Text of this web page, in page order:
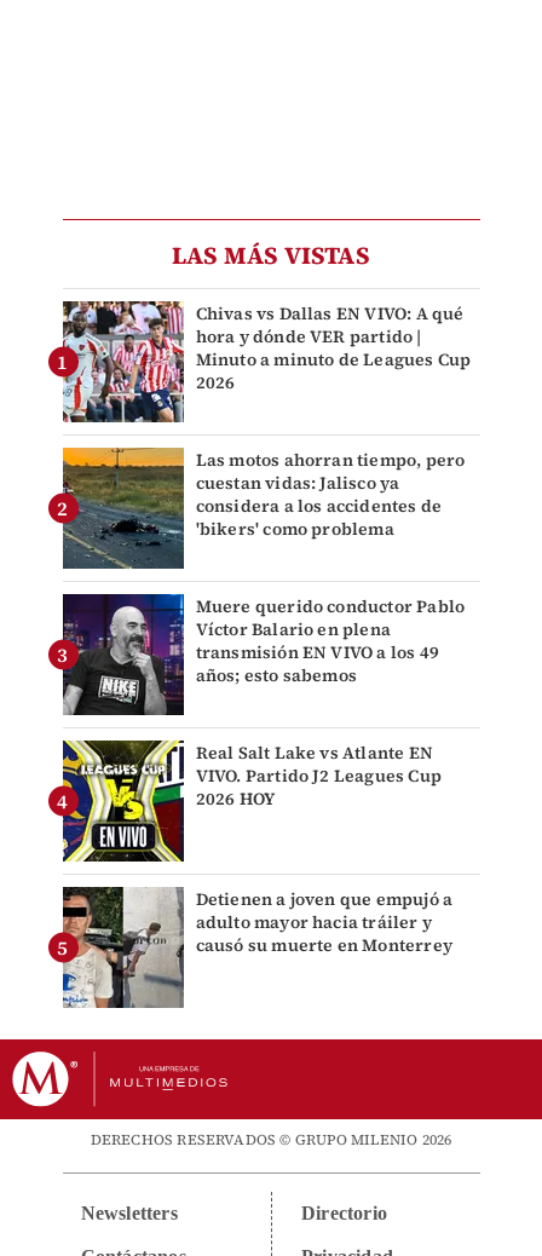
LAS MÁS VISTAS
Chivas vs Dallas EN VIVO: A qué
hora y dónde VER partido |
Minuto a minuto de Leagues Cup
2026
Las motos ahorran tiempo, pero
cuestan vidas: Jalisco ya
considera a los accidentes de
'bikers' como problema
Muere querido conductor Pablo
Víctor Balario en plena
transmisión EN VIVO a los 49
años; esto sabemos
Real Salt Lake vs Atlante EN
VIVO. Partido J2 Leagues Cup
2026 HOY
Detienen a joven que empujó a
adulto mayor hacia tráiler y
causó su muerte en Monterrey
DERECHOS RESERVADOS © GRUPO MILENIO 2026
Newsletters Directorio